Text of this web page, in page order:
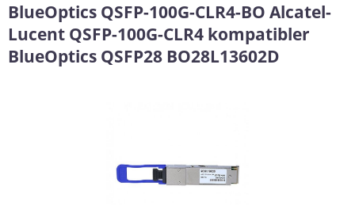
BlueOptics QSFP-100G-CLR4-BO Alcatel-
Lucent QSFP-100G-CLR4 kompatibler
BlueOptics QSFP28 BO28L13602D